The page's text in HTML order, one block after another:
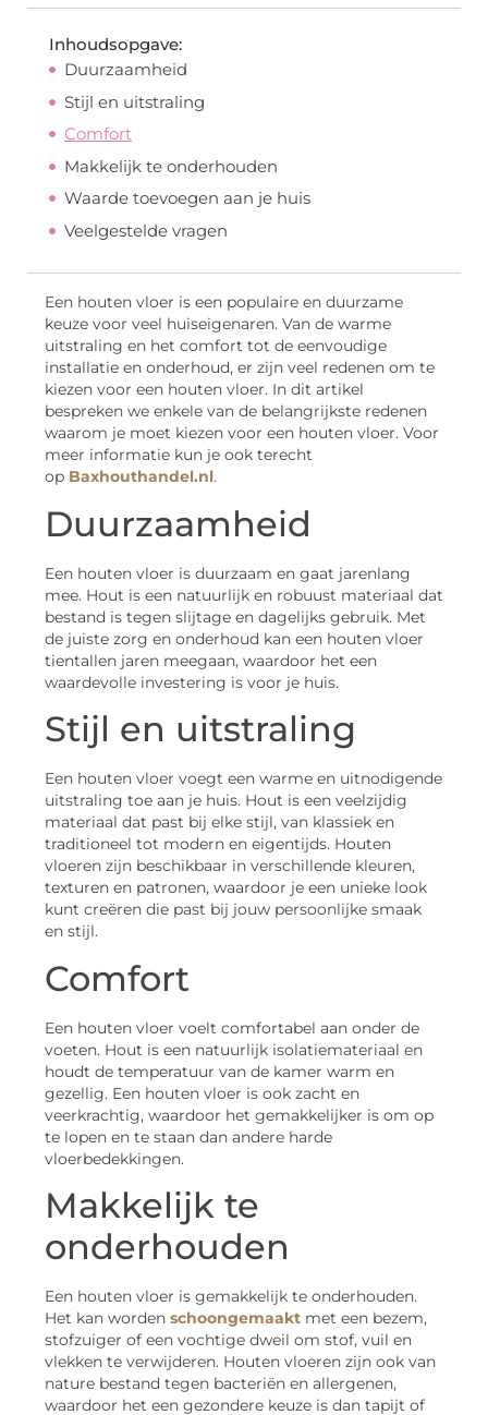
Inhoudsopgave:
Duurzaamheid
Stijl en uitstraling
Comfort
Makkelijk te onderhouden
Waarde toevoegen aan je huis
Veelgestelde vragen
Een houten vloer is een populaire en duurzame
keuze voor veel huiseigenaren. Van de warme
uitstraling en het comfort tot de eenvoudige
installatie en onderhoud, er zijn veel redenen om te
kiezen voor een houten vloer. In dit artikel
bespreken we enkele van de belangrijkste redenen
waarom je moet kiezen voor een houten vloer. Voor
meer informatie kun je ook terecht
op Baxhouthandel.nl.
Duurzaamheid
Een houten vloer is duurzaam en gaat jarenlang
mee. Hout is een natuurlijk en robuust materiaal dat
bestand is tegen slijtage en dagelijks gebruik. Met
de juiste zorg en onderhoud kan een houten vloer
tientallen jaren meegaan, waardoor het een
waardevolle investering is voor je huis.
Stijl en uitstraling
Een houten vloer voegt een warme en uitnodigende
uitstraling toe aan je huis. Hout is een veelzijdig
materiaal dat past bij elke stijl, van klassiek en
traditioneel tot modern en eigentijds. Houten
vloeren zijn beschikbaar in verschillende kleuren,
texturen en patronen, waardoor je een unieke look
kunt creëren die past bij jouw persoonlijke smaak
en stijl.
Comfort
Een houten vloer voelt comfortabel aan onder de
voeten. Hout is een natuurlijk isolatiemateriaal en
houdt de temperatuur van de kamer warm en
gezellig. Een houten vloer is ook zacht en
veerkrachtig, waardoor het gemakkelijker is om op
te lopen en te staan dan andere harde
vloerbedekkingen.
Makkelijk te
onderhouden
Een houten vloer is gemakkelijk te onderhouden.
Het kan worden schoongemaakt met een bezem,
stofzuiger of een vochtige dweil om stof, vuil en
vlekken te verwijderen. Houten vloeren zijn ook van
nature bestand tegen bacteriën en allergenen,
waardoor het een gezondere keuze is dan tapijt of